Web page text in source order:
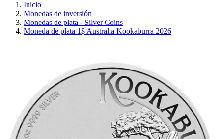
Inicio
Monedas de inversión
Monedas de plata - Silver Coins
Moneda de plata 1$ Australia Kookaburra 2026